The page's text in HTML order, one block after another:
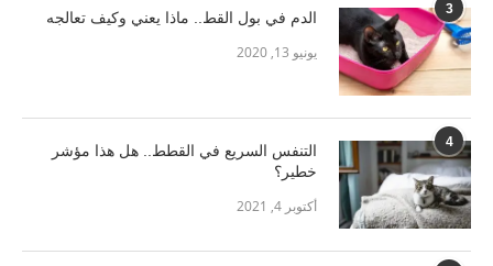
3 الدم في بول القط.. ماذا يعني وكيف تعالجه
يونيو 13, 2020
4
التنفس السريع في القطط.. هل هذا مؤشر
خطير؟
أكتوبر 4, 2021